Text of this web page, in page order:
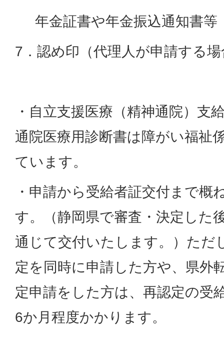
年金証書や年金振込通知書等
7．認め印（代理人が申請する
・自立支援医療（精神通院）支
通院医療用診断書は障がい福祉
ています。
・申請から受給者証交付まで概
す。（静岡県で審査・決定した
通じて交付いたします。）ただ
定を同時に申請した方や、県外
定申請をした方は、再認定の受
6か月程度かかります。